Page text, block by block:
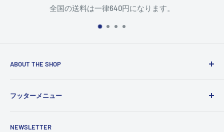
全国の送料は一律640円になります。
ABOUT THE SHOP
and vision. You can change it in the theme settings.
フッターメニュー
NEWSLETTER